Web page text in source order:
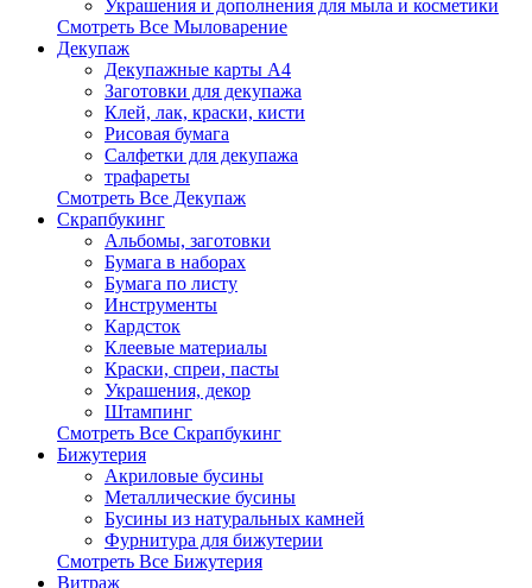
Украшения и дополнения для мыла и косметики
Смотреть Все Мыловарение
Декупаж
Декупажные карты А4
Заготовки для декупажа
Клей, лак, краски, кисти
Рисовая бумага
Салфетки для декупажа
трафареты
Смотреть Все Декупаж
Скрапбукинг
Альбомы, заготовки
Бумага в наборах
Бумага по листу
Инструменты
Кардсток
Клеевые материалы
Краски, спреи, пасты
Украшения, декор
Штампинг
Смотреть Все Скрапбукинг
Бижутерия
Акриловые бусины
Металлические бусины
Бусины из натуральных камней
Фурнитура для бижутерии
Смотреть Все Бижутерия
Витраж